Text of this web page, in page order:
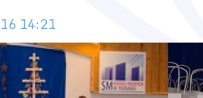
14:21